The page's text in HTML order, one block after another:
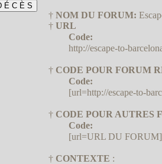
† NOM DU FORUM:
† URL
Code:
http://escape-to-
† CODE POUR FORUM
Code:
[url=http://escape-to-
† CODE POUR AUTRES
Code:
[url=URL DU
† CONTEXTE :